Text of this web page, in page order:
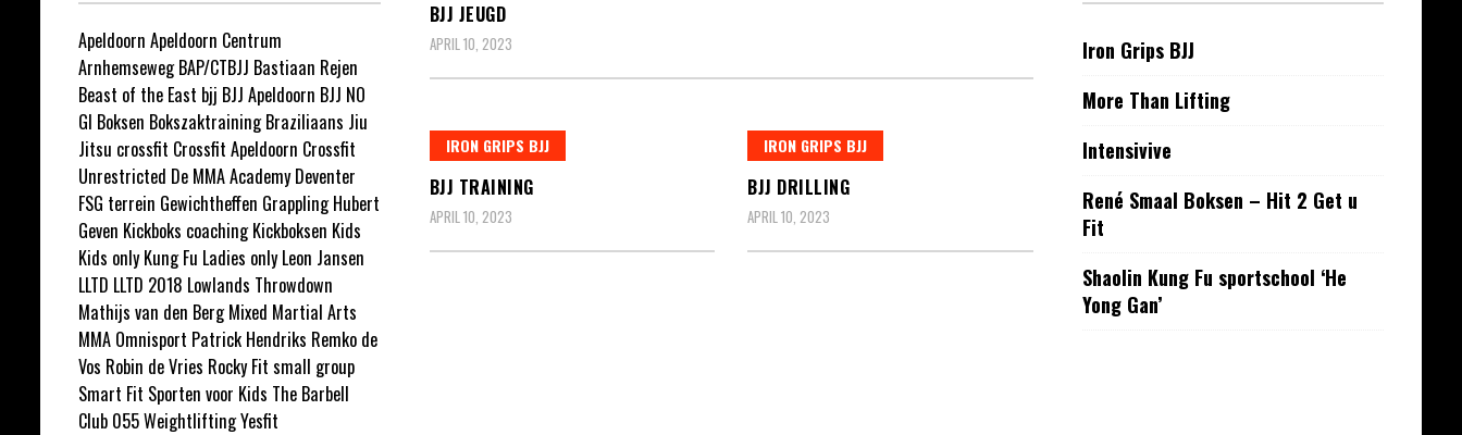
BJJ JEUGD
APRIL 10, 2023
IRON GRIPS BJJ
BJJ TRAINING
APRIL 10, 2023
IRON GRIPS BJJ
BJJ DRILLING
APRIL 10, 2023
Apeldoorn Apeldoorn Centrum
Arnhemseweg BAP/CTBJJ Bastiaan Rejen
Beast of the East bjj BJJ Apeldoorn BJJ NO
GI Boksen Bokszaktraining Braziliaans Jiu
Jitsu crossfit Crossfit Apeldoorn Crossfit
Unrestricted De MMA Academy Deventer
FSG terrein Gewichtheffen Grappling Hubert
Geven Kickboks coaching Kickboksen Kids
Kids only Kung Fu Ladies only Leon Jansen
LLTD LLTD 2018 Lowlands Throwdown
Mathijs van den Berg Mixed Martial Arts
MMA Omnisport Patrick Hendriks Remko de
Vos Robin de Vries Rocky Fit small group
Smart Fit Sporten voor Kids The Barbell
Club 055WeightliftingYesfit
Iron Grips BJJ
More Than Lifting
Intensivive
René Smaal Boksen – Hit 2 Get u
Fit
Shaolin Kung Fu sportschool ‘He
Yong Gan’